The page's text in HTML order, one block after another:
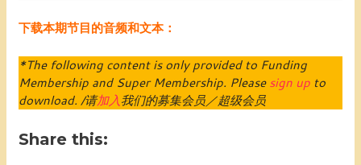
下载本期节目的音频和文本：
*The following content is only provided to Funding
Membership and Super Membership. Pleasesign up to
download. /请加入我们的募集会员／超级会员
Share this: